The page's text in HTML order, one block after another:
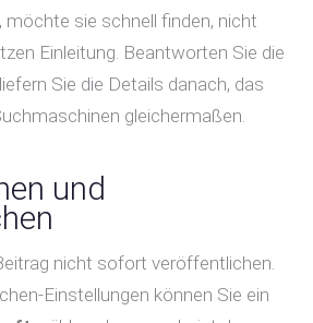
möchte sie schnell finden, nicht
Einleitung. Beantworten Sie die
Sie die Details danach, das
gleichermaßen.
und
nicht sofort veröffentlichen.
Einstellungen können Sie ein